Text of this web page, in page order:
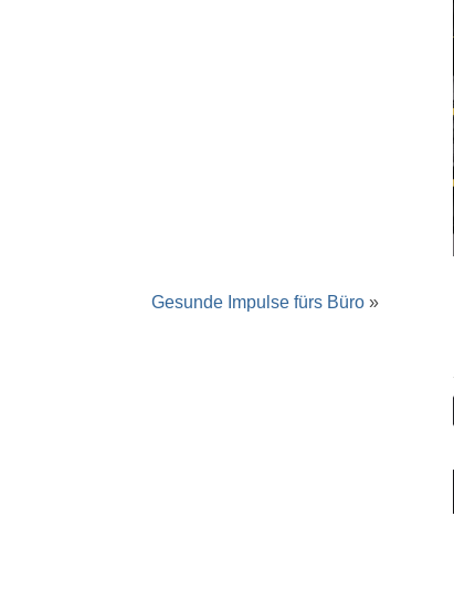
Gesunde Impulse fürs Büro »